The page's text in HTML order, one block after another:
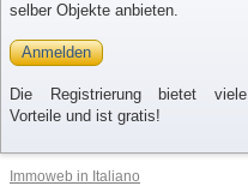
selber Objekte anbieten.
Anmelden
Die Registrierung bietet viele
Vorteile und ist gratis!
Immoweb in Italiano